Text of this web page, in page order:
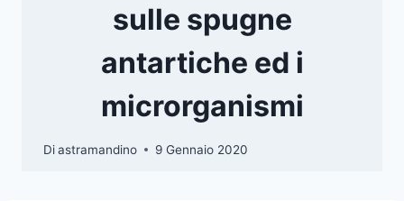
sulle spugne
antartiche ed i
microrganismi
Diastramandino 9 Gennaio 2020